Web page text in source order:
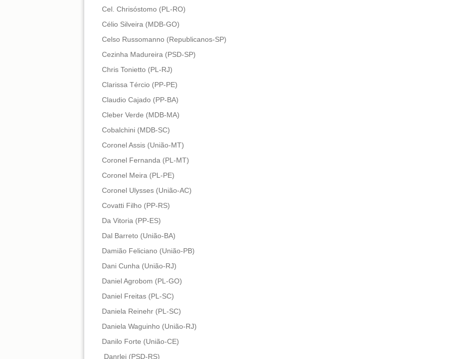
Cel. Chrisóstomo (PL-RO)
Célio Silveira (MDB-GO)
Celso Russomanno (Republicanos-SP)
Cezinha Madureira (PSD-SP)
Chris Tonietto (PL-RJ)
Clarissa Tércio (PP-PE)
Claudio Cajado (PP-BA)
Cleber Verde (MDB-MA)
Cobalchini (MDB-SC)
Coronel Assis (União-MT)
Coronel Fernanda (PL-MT)
Coronel Meira (PL-PE)
Coronel Ulysses (União-AC)
Covatti Filho (PP-RS)
Da Vitoria (PP-ES)
Dal Barreto (União-BA)
Damião Feliciano (União-PB)
Dani Cunha (União-RJ)
Daniel Agrobom (PL-GO)
Daniel Freitas (PL-SC)
Daniela Reinehr (PL-SC)
Daniela Waguinho (União-RJ)
Danilo Forte (União-CE)
Danrlei (PSD-RS)